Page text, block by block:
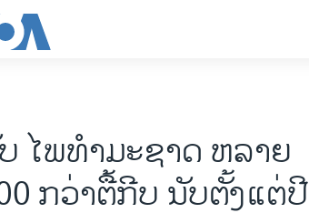
ໄພທຳມະຊາດ ຫລາຍ
ກວ່າຕື້ກີບ ນັບຕັ້ງແຕ່ປີ